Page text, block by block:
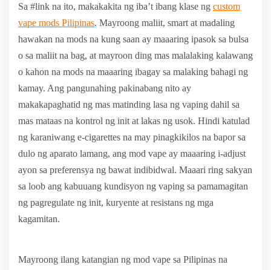
Sa #link na ito, makakakita ng iba’t ibang klase ng custom
vape mods Pilipinas. Mayroong maliit, smart at madaling
hawakan na mods na kung saan ay maaaring ipasok sa bulsa
o sa maliit na bag, at mayroon ding mas malalaking kalawang
o kahon na mods na maaaring ibagay sa malaking bahagi ng
kamay. Ang pangunahing pakinabang nito ay
makakapaghatid ng mas matinding lasa ng vaping dahil sa
mas mataas na kontrol ng init at lakas ng usok. Hindi katulad
ng karaniwang e-cigarettes na may pinagkikilos na bapor sa
dulo ng aparato lamang, ang mod vape ay maaaring i-adjust
ayon sa preferensya ng bawat indibidwal. Maaari ring sakyan
sa loob ang kabuuang kundisyon ng vaping sa pamamagitan
ng pagregulate ng init, kuryente at resistans ng mga
kagamitan.
Mayroong ilang katangian ng mod vape sa Pilipinas na